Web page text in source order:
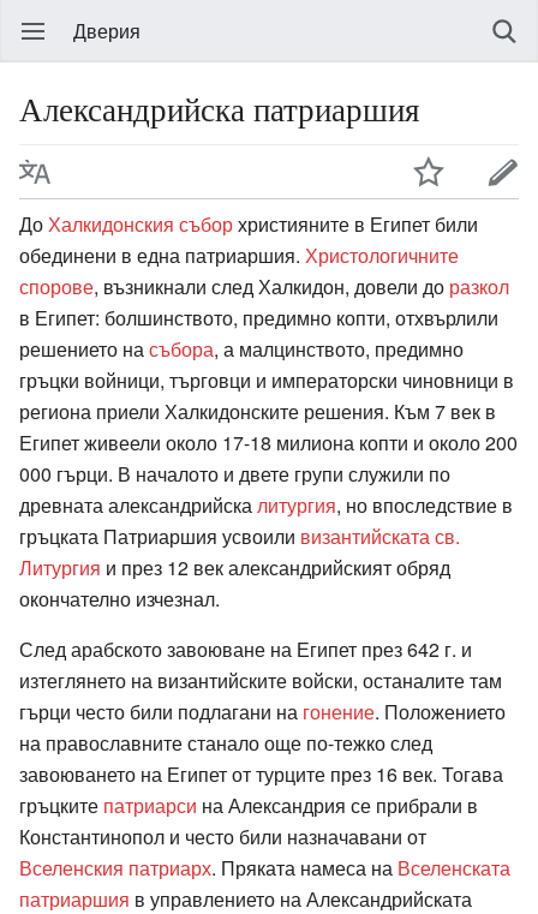
Дверия
Александрийска патриаршия
До Халкидонския съборхристияните в Египет били
обединени в една патриаршия. Христологичните
спорове, възникнали след Халкидон, довели до разкол
в Египет: болшинството, предимно копти, отхвърлили
решението на събора, а малцинството, предимно
гръцки войници, търговци и императорски чиновници в
региона приели Халкидонските решения. Към 7 век в
Египет живеели около 17-18 милиона копти и около 200
000 гърци. В началото и двете групи служили по
древната александрийска литургия, но впоследствие в
гръцката Патриаршия усвоили византийската св.
Литургия и през 12 век александрийският обряд
окончателно изчезнал.
След арабското завоюване на Египет през 642 г. и
изтеглянето на византийските войски, останалите там
гърци често били подлагани на гонение. Положението
на православните станало още по-тежко след
завоюването на Египет от турците през 16 век. Тогава
гръцките патриарси на Александрия се прибрали в
Константинопол и често били назначавани от
Вселенския патриарх. Пряката намеса на Вселенската
патриаршия в управлението на Александрийската